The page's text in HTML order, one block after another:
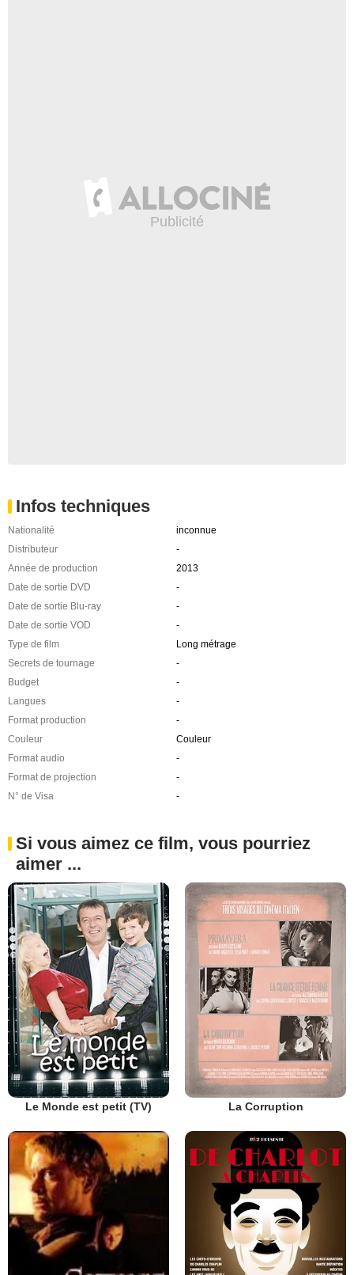
Infos techniques
Nationalité
inconnue
Distributeur
-
Année de production
2013
Date de sortie DVD
-
Date de sortie Blu-ray
-
Date de sortie VOD
-
Type de film
Long métrage
Secrets de tournage
-
Budget
-
Langues
-
Format production
-
Couleur
Couleur
Format audio
-
Format de projection
-
N° de Visa
-
Si vous aimez ce film, vous pourriez
aimer ...
Le Monde est petit (TV) La Corruption